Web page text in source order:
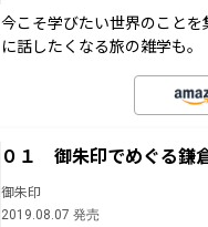
今こそ学びたい世界のこと
に話したくなる旅の雑学も。
０１ 御朱印でめぐる
御朱印
2019.08.07 発売